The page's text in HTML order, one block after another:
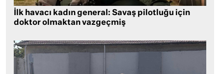
İlk havacı kadın general: Savaş pilotluğu için
doktor olmaktan vazgeçmiş